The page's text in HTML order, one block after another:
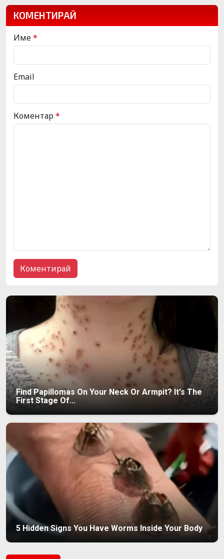
КОМЕНТИРАЙ
Име*
Email
Коментар*
Find Papillomas On Your Neck Or Armpit? It's The
First Stage Of...
5 Hidden Signs You Have Worms Inside Your Body